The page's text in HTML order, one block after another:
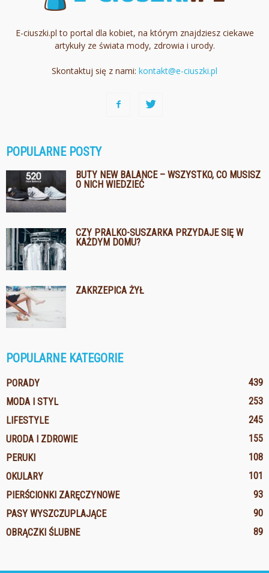
E-ciuszki.pl to portal dla kobiet, na którym znajdziesz ciekawe
artykuły ze świata mody, zdrowia i urody.
Skontaktuj się z nami: kontakt@e-ciuszki.pl
POPULARNE POSTY
BUTY NEW BALANCE – WSZYSTKO, CO MUSISZ
O NICH WIEDZIEĆ
CZY PRALKO-SUSZARKA PRZYDAJE SIĘ W
KAŻDYM DOMU?
ZAKRZEPICA ŻYŁ
POPULARNE KATEGORIE
PORADY
439
MODA I STYL
253
LIFESTYLE
245
URODA I ZDROWIE
155
PERUKI
108
OKULARY
101
PIERŚCIONKI ZARĘCZYNOWE
93
PASY WYSZCZUPLAJĄCE
90
OBRĄCZKI ŚLUBNE
89